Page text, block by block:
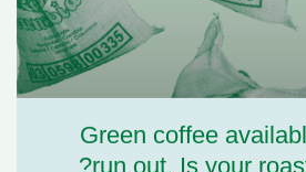
Green coffee
run out. Is your